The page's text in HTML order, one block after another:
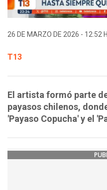
26 DE MARZO DE 2026 - 12:52
T13
El artista formó parte
payasos chilenos,
'Payaso Copucha' y el